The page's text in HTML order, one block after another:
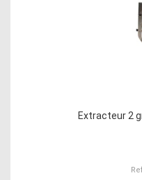
Extracteur 2